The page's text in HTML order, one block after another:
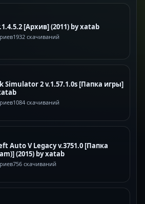
[Архив] (2011) by xatab
1932 скачиваний
Simulator 2 v.1.57.1.0s [Папка игры]
1084 скачиваний
Auto V Legacy v.3751.0 [Папка
(2015) by xatab
756 скачиваний